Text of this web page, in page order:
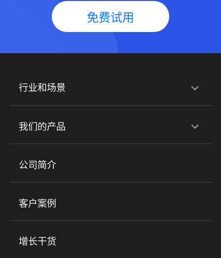
免费试用
行业和场景
行业解决方案
培训机构 职业技能培训 兴趣培训
金融行业
心理机构
我们的产品
产品
小程序商城 ERP 企微SCRM
社群圈子
公司简介
客户案例
增长干货